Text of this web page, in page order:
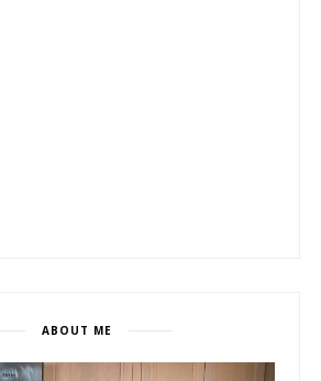
ABOUT ME